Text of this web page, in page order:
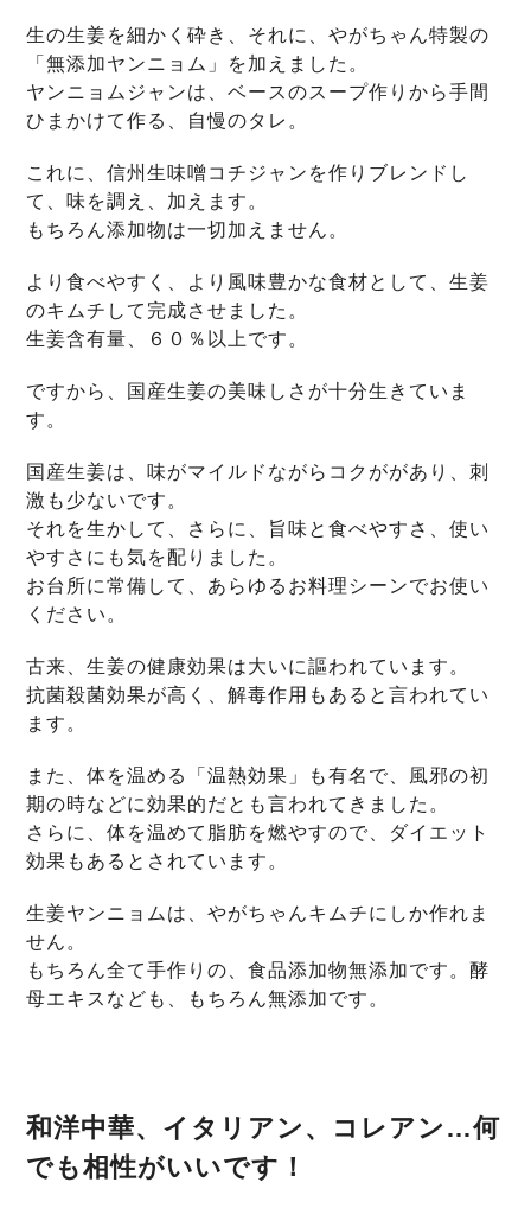
生の生姜を細かく砕き、それに、やがちゃん特製の
「無添加ヤンニョム」を加えました。
ヤンニョムジャンは、ベースのスープ作りから手間
ひまかけて作る、自慢のタレ。
これに、信州生味噌コチジャンを作りブレンドし
て、味を調え、加えます。
もちろん添加物は一切加えません。
より食べやすく、より風味豊かな食材として、生姜
のキムチして完成させました。
生姜含有量、６０％以上です。
ですから、国産生姜の美味しさが十分生きていま
す。
国産生姜は、味がマイルドながらコクががあり、刺
激も少ないです。
それを生かして、さらに、旨味と食べやすさ、使い
やすさにも気を配りました。
お台所に常備して、あらゆるお料理シーンでお使い
ください。
古来、生姜の健康効果は大いに謳われています。
抗菌殺菌効果が高く、解毒作用もあると言われてい
ます。
また、体を温める「温熱効果」も有名で、風邪の初
期の時などに効果的だとも言われてきました。
さらに、体を温めて脂肪を燃やすので、ダイエット
効果もあるとされています。
生姜ヤンニョムは、やがちゃんキムチにしか作れま
せん。
もちろん全て手作りの、食品添加物無添加です。酵
母エキスなども、もちろん無添加です。
和洋中華、イタリアン、コレアン…何
でも相性がいいです！